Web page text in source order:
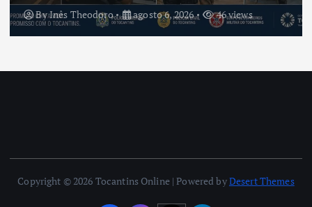
ByInês Theodoro agosto 6, 2026 46 views
Copyright © 2026 Tocantins Online | Powered byDesert Themes